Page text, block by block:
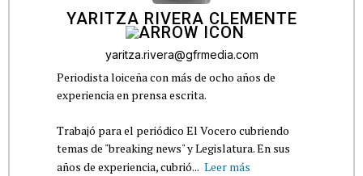
YARITZA RIVERA CLEMENTE
yaritza.rivera@gfrmedia.com
Periodista loiceña con más de ocho años de
experiencia en prensa escrita.
Trabajó para el periódico El Vocero cubriendo
temas de "breaking news" y Legislatura. En sus
años de experiencia, cubrió... Leer más